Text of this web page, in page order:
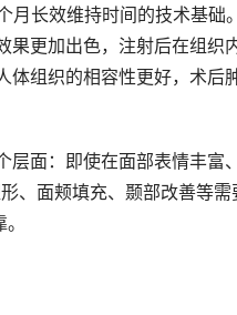
月长效维持时间的技术基础。
更加出色，注射后在组织
体组织的相容性更好，术后
层面：即使在面部表情丰富
、面颊填充、颞部改善等